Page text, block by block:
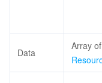
Data
Array of